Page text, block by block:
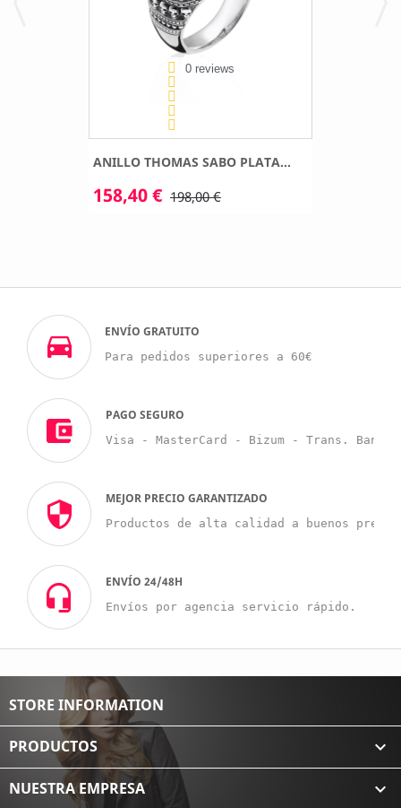
0 reviews
ANILLO THOMAS SABO PLATA...
158,40 € 198,00 €
ENVÍO GRATUITO
Para pedidos superiores a 60€
PAGO SEGURO
Visa - MasterCard - Bizum - Trans.
MEJOR PRECIO GARANTIZADO
Productos de alta calidad a buenos
ENVÍO 24/48H
Envíos por agencia servicio rápido.
STORE INFORMATION
PRODUCTOS 
NUESTRA EMPRESA 